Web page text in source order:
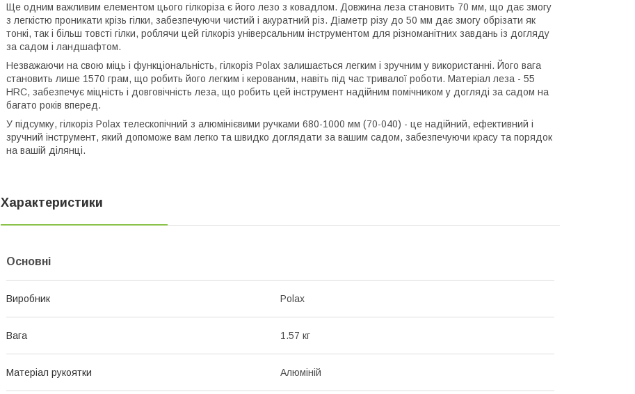
Ще одним важливим елементом цього гілкоріза є його лезо з ковадлом. Довжина леза становить 70 мм, що дає змогу
з легкістю проникати крізь гілки, забезпечуючи чистий і акуратний різ. Діаметр різу до 50 мм дає змогу обрізати як
тонкі, так і більш товсті гілки, роблячи цей гілкоріз універсальним інструментом для різноманітних завдань із догляду
за садом і ландшафтом.
Незважаючи на свою міць і функціональність, гілкоріз Polax залишається легким і зручним у використанні. Його вага
становить лише 1570 грам, що робить його легким і керованим, навіть під час тривалої роботи. Матеріал леза - 55
HRC, забезпечує міцність і довговічність леза, що робить цей інструмент надійним помічником у догляді за садом на
багато років вперед.
У підсумку, гілкоріз Polax телескопічний з алюмінієвими ручками 680-1000 мм (70-040) - це надійний, ефективний і
зручний інструмент, який допоможе вам легко та швидко доглядати за вашим садом, забезпечуючи красу та порядок
на вашій ділянці.
Характеристики
Основні
Виробник Polax
Вага 1.57 кг
Матеріал рукоятки Алюміній